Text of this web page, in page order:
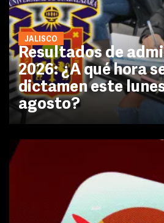
JALISCO
Resultados de
2026: ¿A qué hora
dictamen este
agosto?